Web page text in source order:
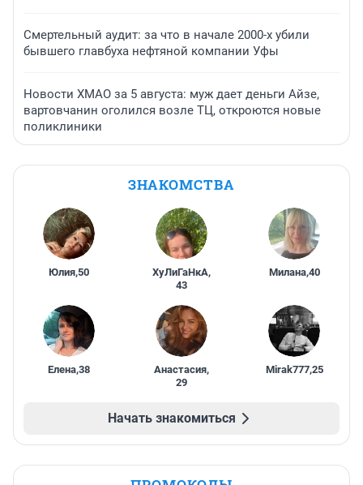
Смертельный аудит: за что в начале 2000-х убили
бывшего главбуха нефтяной компании Уфы
Новости ХМАО за 5 августа: муж дает деньги Айзе,
вартовчанин оголился возле ТЦ, откроются новые
поликлиники
ЗНАКОМСТВА
Юлия,50 ХуЛиГаНкА,
43
Милана,40
Елена,38 Анастасия,
29
Mirak777,25
Начать знакомиться